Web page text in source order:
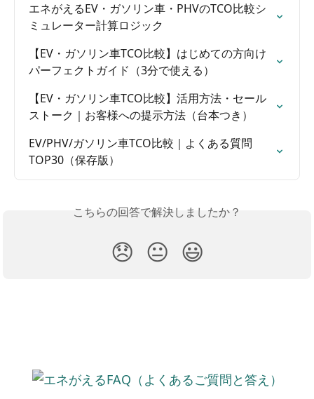
エネがえるEV・ガソリン車・PHVのTCO比較シ
ミュレーター計算ロジック
【EV・ガソリン車TCO比較】はじめての方向け
パーフェクトガイド（3分で使える）
【EV・ガソリン車TCO比較】活用方法・セール
ストーク｜お客様への提示方法（台本つき）
EV/PHV/ガソリン車TCO比較｜よくある質問
TOP30（保存版）
こちらの回答で解決しましたか？
😞 😐 😃